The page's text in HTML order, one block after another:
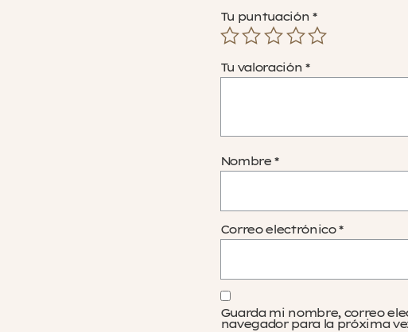
Tu puntuación *
Tu valoración *
Nombre *
Correo electrónico*
Guarda mi nombre, correo
navegador para la próxima